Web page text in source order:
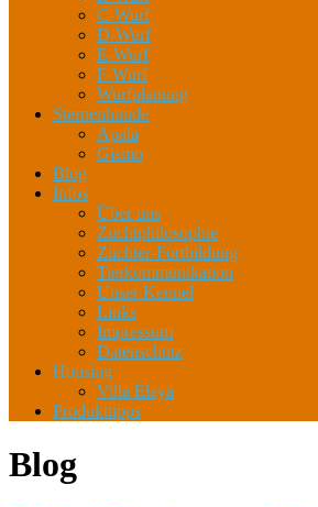
C-Wurf
D-Wurf
E-Wurf
F-Wurf
Wurfplanung
Sternenhunde
Apala
Gismo
Blog
Infos
Über uns
Zuchtphilosophie
Züchter-Fortbildung
Tierkommunikation
Unser Kennel
Links
Impressum
Datenschutz
Housing
Villa Elaya
Produkttipps
Blog